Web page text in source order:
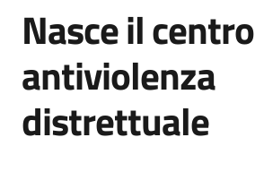
Amministrazione
Novità
Menu selezionato
Servizi
Salta al contenuto
Nasce il centro
antiviolenza
distrettuale